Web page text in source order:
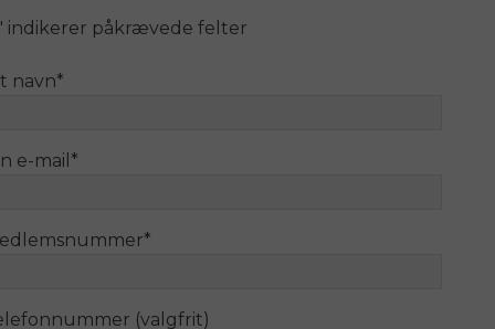
indikerer påkrævede felter
navn*
e-mail *
*
(valgfrit)